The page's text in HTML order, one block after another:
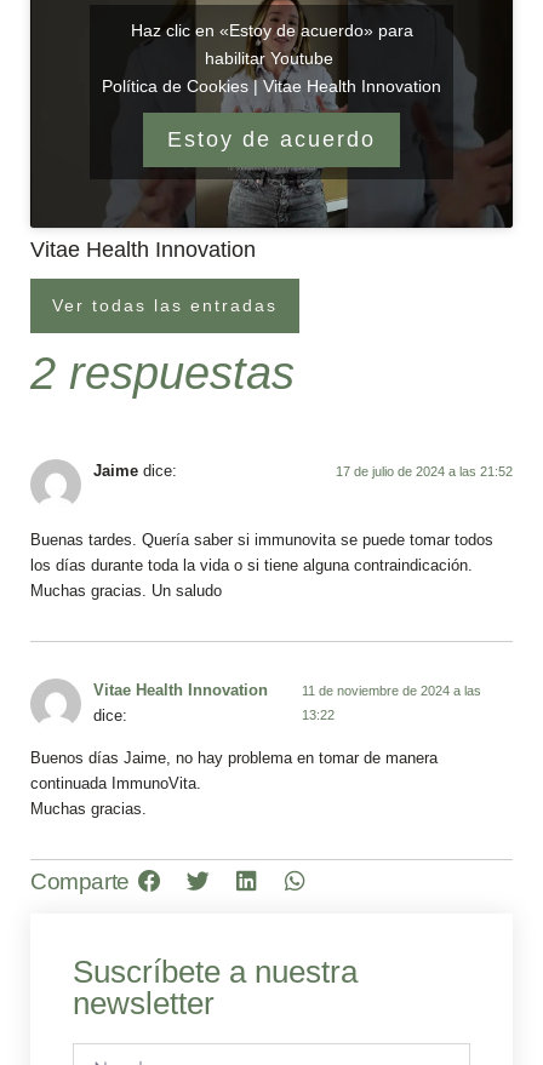
Haz clic en «Estoy de acuerdo» para
habilitar Youtube
Política de Cookies | Vitae Health Innovation
Estoy de acuerdo
Vitae Health Innovation
Ver todas las entradas
2 respuestas
Jaime dice: 17 de julio de 2024 a las 21:52
Buenas tardes. Quería saber si immunovita se puede tomar todos
los días durante toda la vida o si tiene alguna contraindicación.
Muchas gracias. Un saludo
Vitae Health Innovation
dice:
11 de noviembre de 2024 a las
13:22
Buenos días Jaime, no hay problema en tomar de manera
continuada ImmunoVita.
Muchas gracias.
Comparte
Suscríbete a nuestra
newsletter